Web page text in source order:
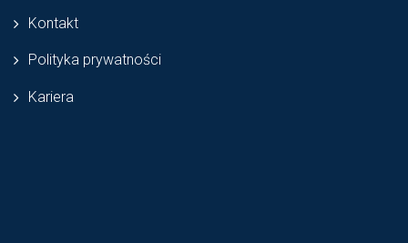
Kontakt
Polityka prywatności
Kariera